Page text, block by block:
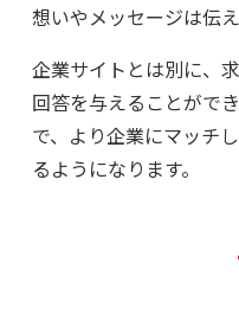
想いやメッセージは伝
企業サイトとは別に、
回答を与えることがで
で、より企業にマッチ
るようになります。